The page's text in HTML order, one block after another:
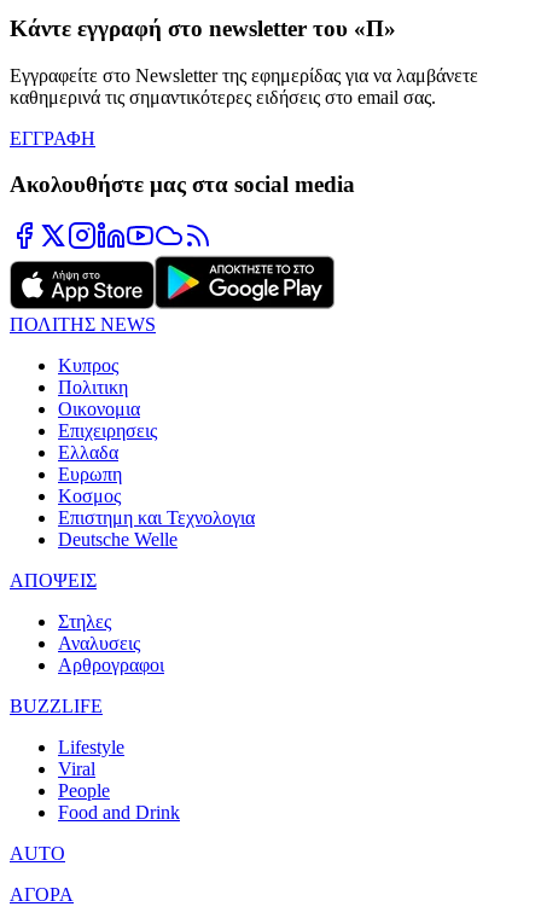
Κάντε εγγραφή στο newsletter του «Π»
Εγγραφείτε στο Newsletter της εφημερίδας για να λαμβάνετε
καθημερινά τις σημαντικότερες ειδήσεις στο email σας.
ΕΓΓΡΑΦΗ
Ακολουθήστε μας στα social media
ΠΟΛΙΤΗΣ NEWS
Κυπρος
Πολιτικη
Οικονομια
Επιχειρησεις
Ελλαδα
Ευρωπη
Κοσμος
Επιστημη και Τεχνολογια
Deutsche Welle
ΑΠΟΨΕΙΣ
Στηλες
Αναλυσεις
Αρθρογραφοι
BUZZLIFE
Lifestyle
Viral
People
Food and Drink
AUTO
ΑΓΟΡΑ